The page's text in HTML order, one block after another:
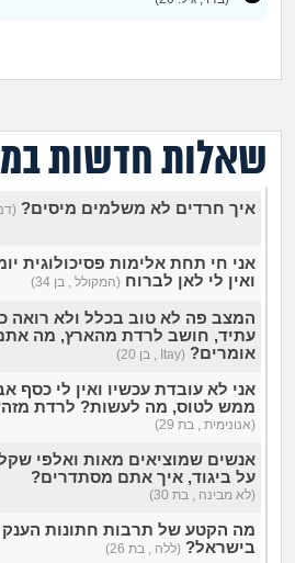
שאלות חדשות
איך חרדים לא משלמים מיסים?
אני חי תחת אלימות פסיכולוגית
ואין לי לאן לברוח (המקולל , בן 34)
המצב פה לא טוב בכלל ולא רואה
עתיד, חושב לרדת מהארץ, מה
אומרים? (Itay , בן 20)
אני לא עובדת עכשיו ואין לי כסף
ממש לטוס, מה לעשות? לרדת
(אנונימית , בת 29)
אנשים שמוציאים מאות ואלפי
על ביגוד, איך אתם מסתדרים?
(לא מבינה , בת 30)
מה הקטע של תרבות חתונות הענק
בישראל? (ללה , בת 26)